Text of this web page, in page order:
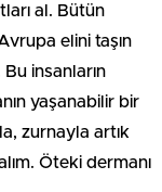
al. Bütün
elini taşın
insanların
yaşanabilir bir
zurnayla artık
Öteki dermanı